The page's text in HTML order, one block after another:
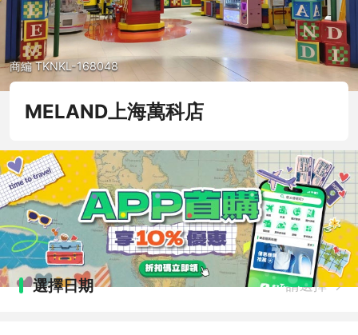
商編 TKNKL-168048
MELAND上海萬科店
選擇日期 請選擇